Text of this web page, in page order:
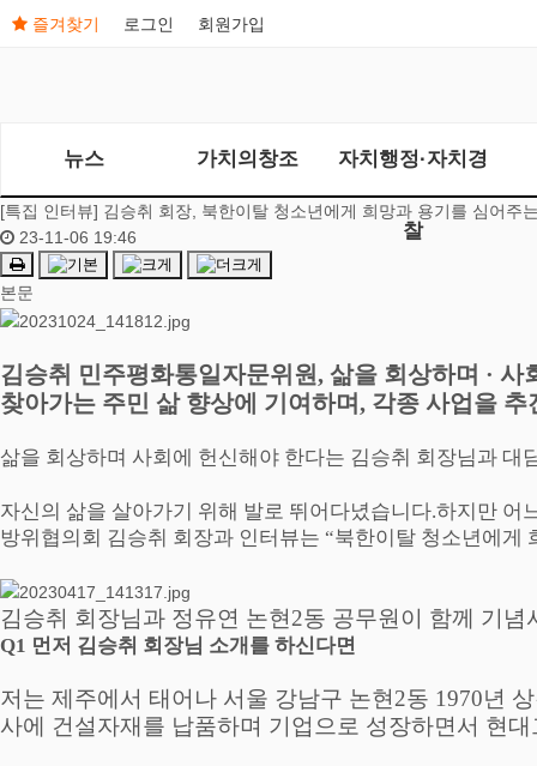
즐겨찾기 로그인 회원가입
뉴스 가치의창조 자치행정·자치경
찰
[특집 인터뷰] 김승취 회장, 북한이탈 청소년에게 희망과 용기를 심어주
23-11-06 19:46
본문
김승취 민주평화통일자문위원, 삶을 회상하며 · 사
찾아가는 주민 삶 향상에 기여하며, 각종 사업을 추
삶을 회상하며 사회에 헌신해야 한다는 김승취 회장님과 대
자신의 삶을 살아가기 위해 발로 뛰어 다녔습니다.하지만 어
방위협의회 김승취 회장과 인터뷰는 “북한이탈 청소년에게
김승취 회장님과 정유연 논현 2동 공무원이 함께 기
Q1 먼저 김승취 회장님 소개를 하신다면
저는 제주에서 태어나 서울 강남구 논현 2동 1970년
사에 건설자재를 납품하며 기업으로 성장하면서 현